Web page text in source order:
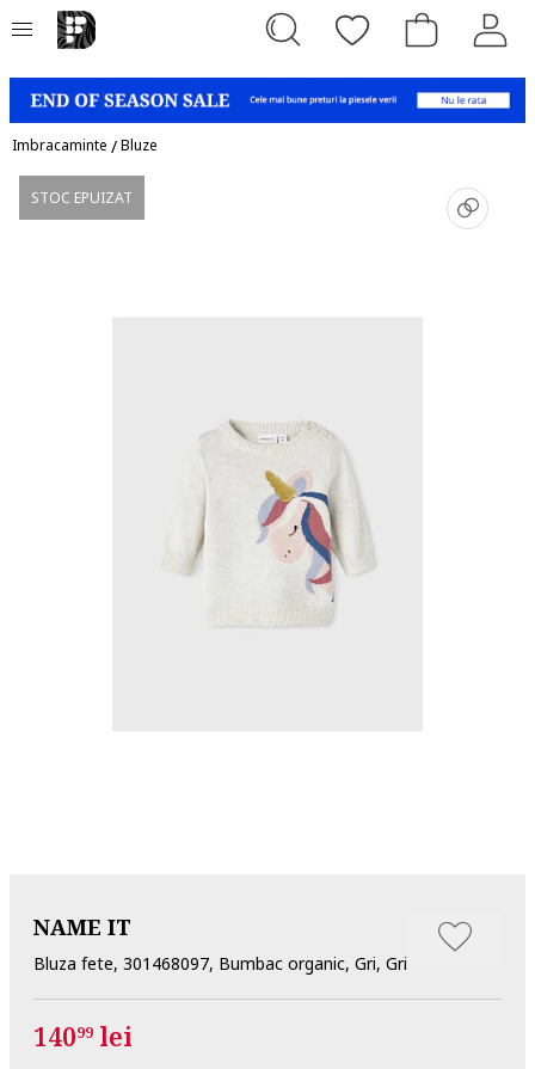
Imbracaminte /Bluze
STOC EPUIZAT
NAME IT
Bluza fete, 301468097, Bumbac organic, Gri, Gri
14099 lei